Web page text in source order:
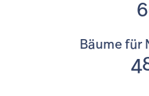
Bäume für